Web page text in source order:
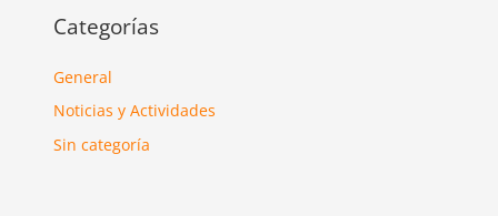
Categorías
General
Noticias y Actividades
Sin categoría